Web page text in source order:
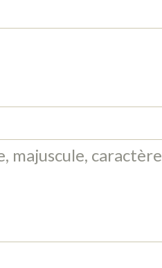
majuscule, caractère